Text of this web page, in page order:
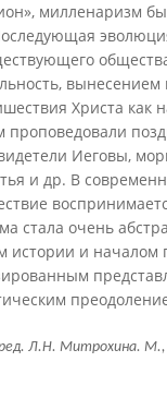
милленаризм
Христа как
Иеговы,
и др. В
стала очень
истории и началом
Л.Н. Митрохина. М.,